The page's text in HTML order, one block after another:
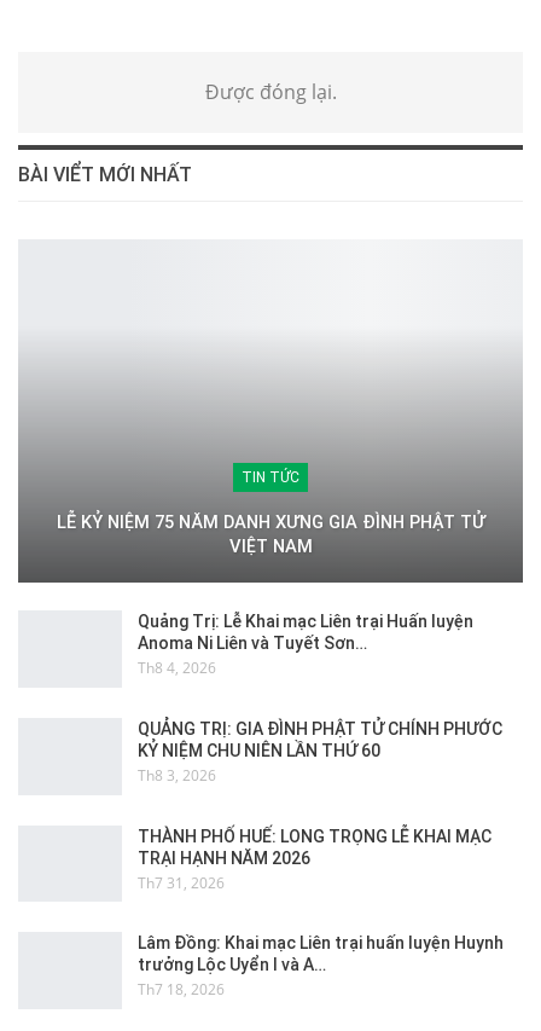
Được đóng lại.
BÀI VIỂT MỚI NHẤT
TIN TỨC
LỄ KỶ NIỆM 75 NĂM DANH XƯNG GIA ĐÌNH PHẬT TỬ
VIỆT NAM
Quảng Trị: Lễ Khai mạc Liên trại Huấn luyện
Anoma Ni Liên và Tuyết Sơn…
Th8 4, 2026
QUẢNG TRỊ: GIA ĐÌNH PHẬT TỬ CHÍNH PHƯỚC
KỶ NIỆM CHU NIÊN LẦN THỨ 60
Th8 3, 2026
THÀNH PHỐ HUẾ: LONG TRỌNG LỄ KHAI MẠC
TRẠI HẠNH NĂM 2026
Th7 31, 2026
Lâm Đồng: Khai mạc Liên trại huấn luyện Huynh
trưởng Lộc Uyển I và A…
Th7 18, 2026